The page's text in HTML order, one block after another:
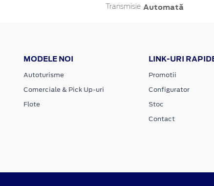
Transmisie Automată
MODELE NOI
Autoturisme
Comerciale & Pick Up-uri
Flote
LINK-URI
Promotii
Configurator
Stoc
Contact